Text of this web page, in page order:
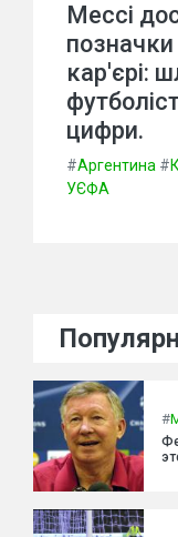
Мессі
позначки
кар'єрі:
цифри.
#Аргентина #
УЄФА
#